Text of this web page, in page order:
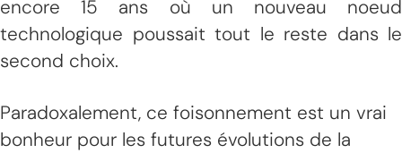
encore 15 ans où un nouveau noeud
technologique poussait tout le reste dans le
second choix.
Paradoxalement, ce foisonnement est un vrai
bonheur pour les futures évolutions de la